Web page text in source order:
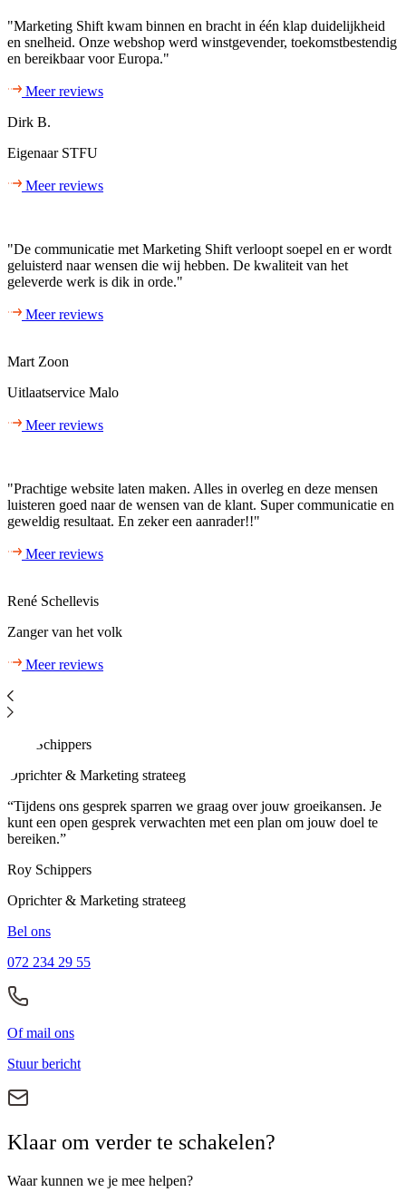
"Marketing Shift kwam binnen en bracht in één klap duidelijkheid
en snelheid. Onze webshop werd winstgevender, toekomstbestendig
en bereikbaar voor Europa."
Meer reviews
Dirk B.
Eigenaar STFU
Meer reviews
"De communicatie met Marketing Shift verloopt soepel en er wordt
geluisterd naar wensen die wij hebben. De kwaliteit van het
geleverde werk is dik in orde."
Meer reviews
Mart Zoon
Uitlaatservice Malo
Meer reviews
"Prachtige website laten maken. Alles in overleg en deze mensen
luisteren goed naar de wensen van de klant. Super communicatie en
geweldig resultaat. En zeker een aanrader!!"
Meer reviews
René Schellevis
Zanger van het volk
Meer reviews
Roy Schippers
Oprichter & Marketing strateeg
“Tijdens ons gesprek sparren we graag over jouw groeikansen. Je
kunt een open gesprek verwachten met een plan om jouw doel te
bereiken.”
Roy Schippers
Oprichter & Marketing strateeg
Bel ons
072 234 29 55
Of mail ons
Stuur bericht
Klaar om verder te schakelen?
Waar kunnen we je mee helpen?